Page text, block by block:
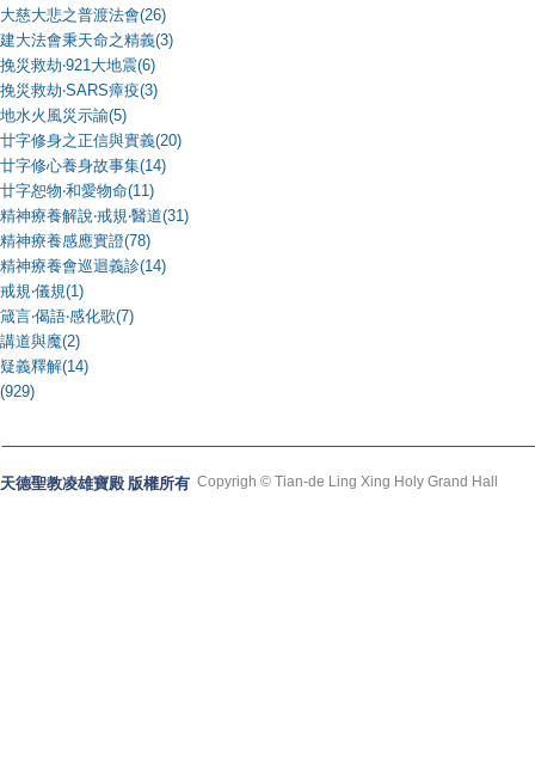
大慈大悲之普渡法會(26)
建大法會秉天命之精義(3)
挽災救劫‧921大地震(6)
挽災救劫‧SARS瘴疫(3)
地水火風災示諭(5)
廿字修身之正信與實義(20)
廿字修心養身故事集(14)
廿字恕物‧和愛物命(11)
精神療養解說‧戒規‧醫道(31)
精神療養感應實證(78)
精神療養會巡迴義診(14)
戒規‧儀規(1)
箴言‧偈語‧感化歌(7)
講道與魔(2)
疑義釋解(14)
(929)
天德聖教凌雄寶殿 版權所有 Copyrigh © Tian-de Ling Xing Holy Grand Hall